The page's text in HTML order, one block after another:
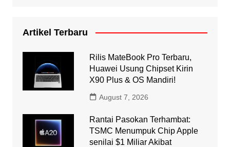
Artikel Terbaru
Rilis MateBook Pro Terbaru,
Huawei Usung Chipset Kirin
X90 Plus & OS Mandiri!
August 7, 2026
Rantai Pasokan Terhambat:
TSMC Menumpuk Chip Apple
senilai $1 Miliar Akibat